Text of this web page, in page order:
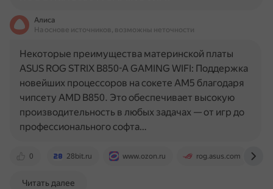
Алиса
На основе источников, возможны неточности
0 28bit.ru www.ozon.ru rog.asus.com
Некоторые преимущества материнской платы
ASUS ROG STRIX B850-A GAMING WIFI: Поддержка
новейших процессоров на сокете AM5 благодаря
чипсету AMD B850. Это обеспечивает высокую
производительность в любых задачах — от игр до
профессионального софта…
Читать далее